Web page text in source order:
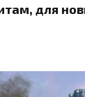
для